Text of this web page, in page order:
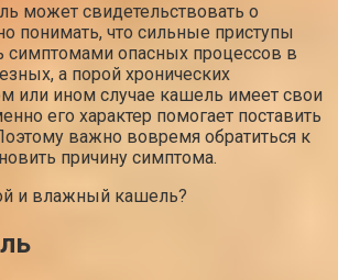
может свидетельствовать о
понимать, что сильные приступы
симптомами опасных процессов в
а порой хронических
или ином случае кашель имеет свои
его характер помогает поставить
важно вовремя обратиться к
причину симптома.